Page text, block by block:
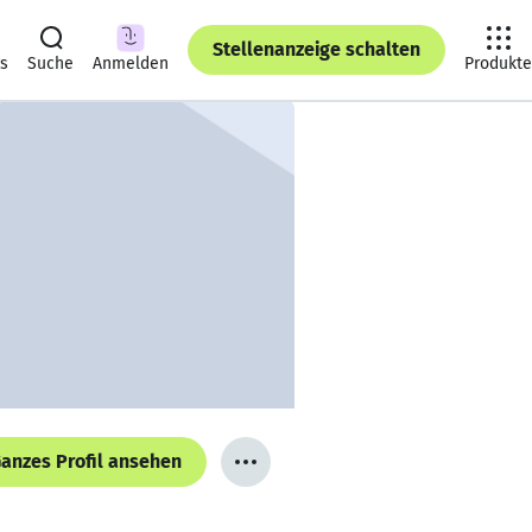
Suche Anmelden
Stellenanzeige schalten
Produkte
Profil ansehen